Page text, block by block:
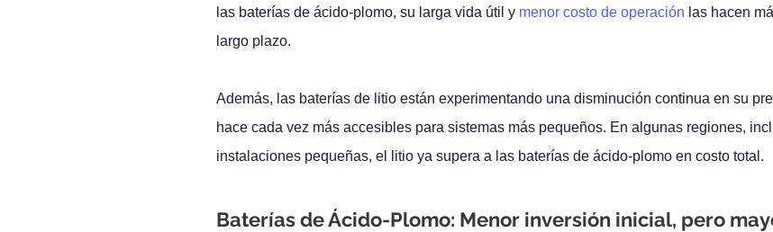
las baterías de ácido-plomo, su larga vida útil y menor costo de operación las hacen
largo plazo.
Además, las baterías de litio están experimentando una disminución continua en su
hace cada vez más accesibles para sistemas más pequeños. En algunas regiones,
instalaciones pequeñas, el litio ya supera a las baterías de ácido-plomo en costo total.
Baterías de Ácido-Plomo: Menor inversión inicial, pero